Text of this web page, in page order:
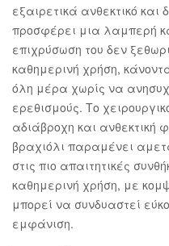
εξαιρετικά ανθεκτικό
προσφέρει μια λαμπερή
επιχρύσωση του δεν
καθημερινή χρήση,
όλη μέρα χωρίς να
ερεθισμούς. Το
αδιάβροχη και ανθεκτική
βραχιόλι παραμένει
στις πιο απαιτητικές
καθημερινή χρήση, με
μπορεί να συνδυαστεί
εμφάνιση.